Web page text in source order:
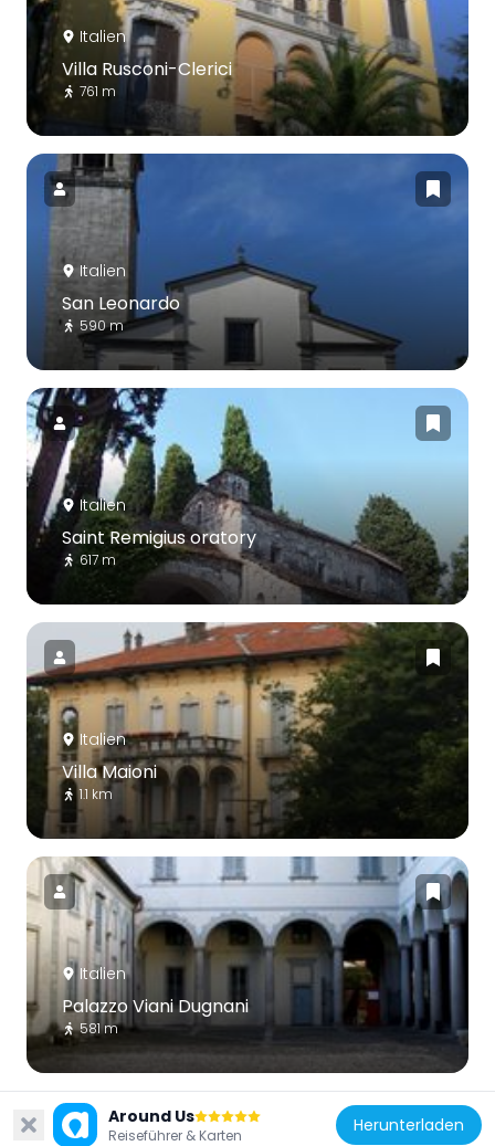
Italien
Villa Rusconi-Clerici
761 m
Italien
San Leonardo
590 m
Italien
Saint Remigius oratory
617 m
Italien
Villa Maioni
1.1 km
Italien
Palazzo Viani Dugnani
581 m
Around Us
Reiseführer & Karten Herunterladen